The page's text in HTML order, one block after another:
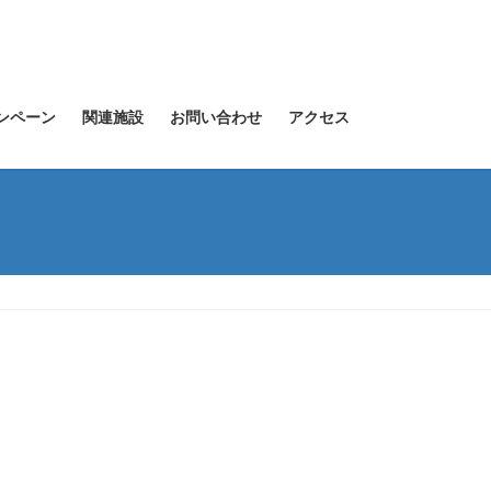
ペーン 関連施設 お問い合わせ アクセス